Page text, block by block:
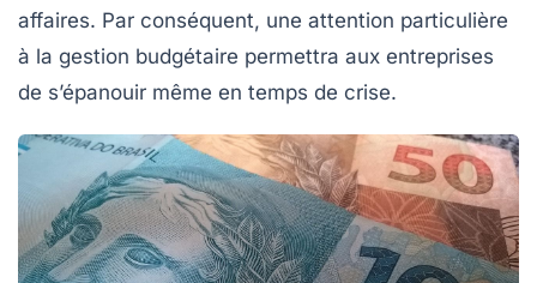
affaires. Par conséquent, une attention particulière
à la gestion budgétaire permettra aux entreprises
de s’épanouir même en temps de crise.